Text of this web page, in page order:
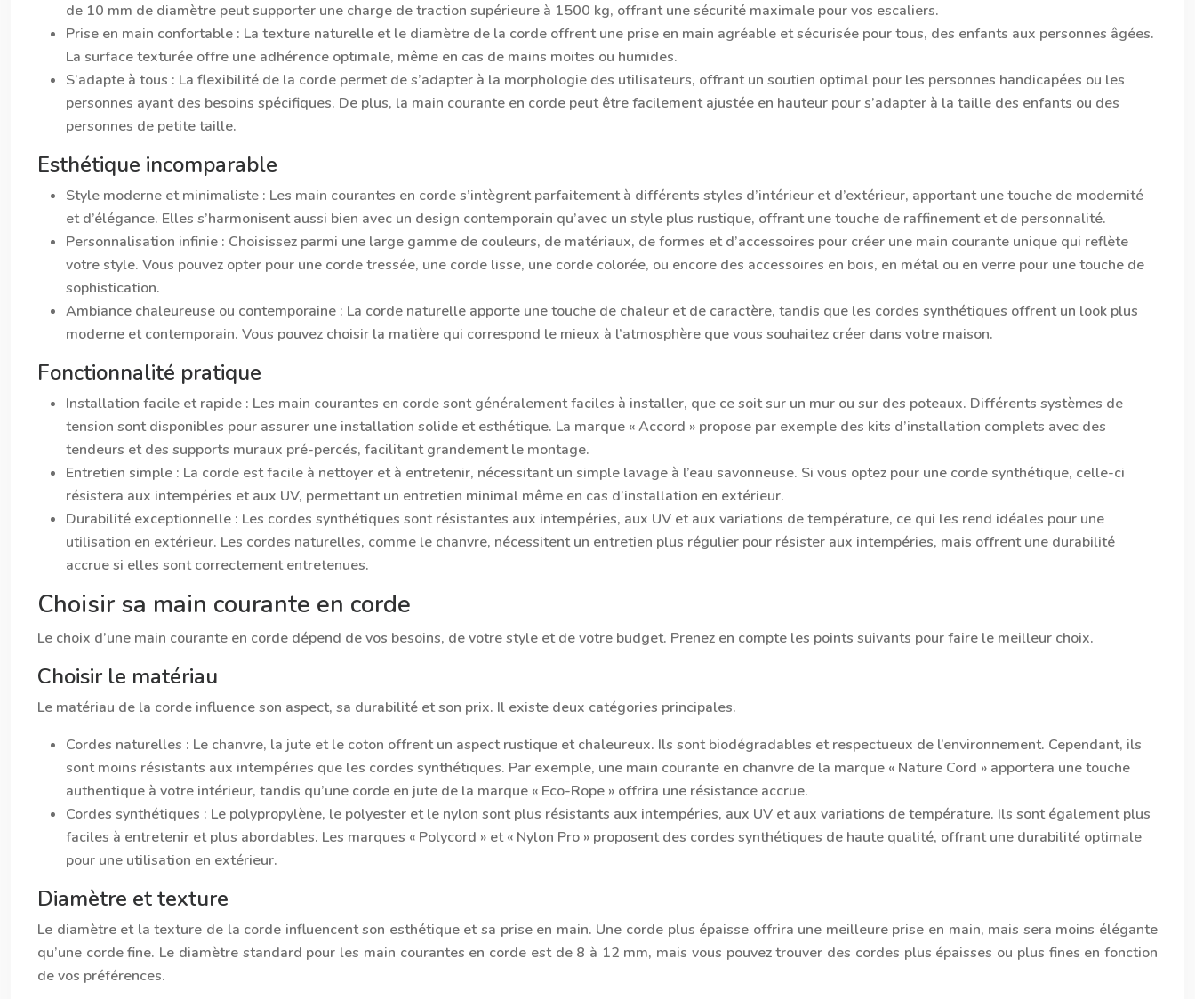
de 10 mm de diamètre peut supporter une charge de traction supérieure à 1500 kg, offrant une sécurité maximale pour vos escaliers.
Prise en main confortable : La texture naturelle et le diamètre de la corde offrent une prise en main agréable et sécurisée pour tous, des enfants aux personnes âgées.
La surface texturée offre une adhérence optimale, même en cas de mains moites ou humides.
S’adapte à tous : La flexibilité de la corde permet de s’adapter à la morphologie des utilisateurs, offrant un soutien optimal pour les personnes handicapées ou les
personnes ayant des besoins spécifiques. De plus, la main courante en corde peut être facilement ajustée en hauteur pour s’adapter à la taille des enfants ou des
personnes de petite taille.
Esthétique incomparable
Style moderne et minimaliste : Les main courantes en corde s’intègrent parfaitement à différents styles d’intérieur et d’extérieur, apportant une touche de modernité
et d’élégance. Elles s’harmonisent aussi bien avec un design contemporain qu’avec un style plus rustique, offrant une touche de raffinement et de personnalité.
Personnalisation infinie : Choisissez parmi une large gamme de couleurs, de matériaux, de formes et d’accessoires pour créer une main courante unique qui reflète
votre style. Vous pouvez opter pour une corde tressée, une corde lisse, une corde colorée, ou encore des accessoires en bois, en métal ou en verre pour une touche de
sophistication.
Ambiance chaleureuse ou contemporaine : La corde naturelle apporte une touche de chaleur et de caractère, tandis que les cordes synthétiques offrent un look plus
moderne et contemporain. Vous pouvez choisir la matière qui correspond le mieux à l’atmosphère que vous souhaitez créer dans votre maison.
Fonctionnalité pratique
Installation facile et rapide : Les main courantes en corde sont généralement faciles à installer, que ce soit sur un mur ou sur des poteaux. Différents systèmes de
tension sont disponibles pour assurer une installation solide et esthétique. La marque « Accord » propose par exemple des kits d’installation complets avec des
tendeurs et des supports muraux pré-percés, facilitant grandement le montage.
Entretien simple : La corde est facile à nettoyer et à entretenir, nécessitant un simple lavage à l’eau savonneuse. Si vous optez pour une corde synthétique, celle-ci
résistera aux intempéries et aux UV, permettant un entretien minimal même en cas d’installation en extérieur.
Durabilité exceptionnelle : Les cordes synthétiques sont résistantes aux intempéries, aux UV et aux variations de température, ce qui les rend idéales pour une
utilisation en extérieur. Les cordes naturelles, comme le chanvre, nécessitent un entretien plus régulier pour résister aux intempéries, mais offrent une durabilité
accrue si elles sont correctement entretenues.
Choisir sa main courante en corde
Le choix d’une main courante en corde dépend de vos besoins, de votre style et de votre budget. Prenez en compte les points suivants pour faire le meilleur choix.
Choisir le matériau
Le matériau de la corde influence son aspect, sa durabilité et son prix. Il existe deux catégories principales.
Cordes naturelles : Le chanvre, la jute et le coton offrent un aspect rustique et chaleureux. Ils sont biodégradables et respectueux de l’environnement. Cependant, ils
sont moins résistants aux intempéries que les cordes synthétiques. Par exemple, une main courante en chanvre de la marque « Nature Cord » apportera une touche
authentique à votre intérieur, tandis qu’une corde en jute de la marque « Eco-Rope » offrira une résistance accrue.
Cordes synthétiques : Le polypropylène, le polyester et le nylon sont plus résistants aux intempéries, aux UV et aux variations de température. Ils sont également plus
faciles à entretenir et plus abordables. Les marques « Polycord » et « Nylon Pro » proposent des cordes synthétiques de haute qualité, offrant une durabilité optimale
pour une utilisation en extérieur.
Diamètre et texture
Le diamètre et la texture de la corde influencent son esthétique et sa prise en main. Une corde plus épaisse offrira une meilleure prise en main, mais sera moins élégante
qu’une corde fine. Le diamètre standard pour les main courantes en corde est de 8 à 12 mm, mais vous pouvez trouver des cordes plus épaisses ou plus fines en fonction
de vos préférences.